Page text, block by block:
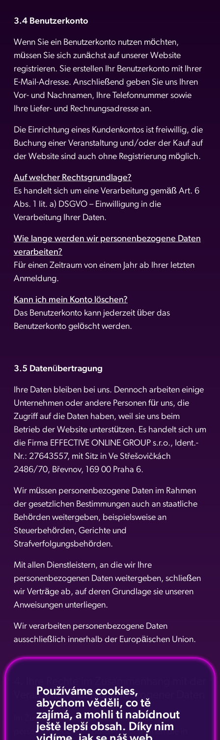
3.4 Benutzerkonto
Wenn Sie ein Benutzerkonto nutzen möchten,
müssen Sie sich zunächst auf unserer Website
registrieren. Sie erstellen Ihr Benutzerkonto mit Ihrer
E-Mail-Adresse. Anschließend geben Sie uns Ihren
Vor- und Nachnamen, Ihre Telefonnummer sowie
Ihre Liefer- und Rechnungsadresse an.
Die Einrichtung eines Kundenkontos ist freiwillig, die
Buchung einer Veranstaltung und/oder der Kauf auf
der Website sind auch ohne Registrierung möglich.
Auf welcher Rechtsgrundlage?
Es handelt sich um eine Verarbeitung gemäß Art. 6
Abs. 1 lit. a) DSGVO – Einwilligung in die
Verarbeitung Ihrer Daten.
Wie lange werden wir personenbezogene Daten
verarbeiten?
Für einen Zeitraum von einem Jahr ab Ihrer letzten
Anmeldung.
Kann ich mein Konto löschen?
Das Benutzerkonto kann jederzeit über das
Benutzerkonto gelöscht werden.
3.5 Datenübertragung
Ihre Daten bleiben bei uns. Dennoch arbeiten einige
Unternehmen oder andere Personen für uns, die
Zugriff auf die Daten haben, weil sie uns beim
Betrieb der Website unterstützen. Es handelt sich um
die Firma EFFECTIVE ONLINE GROUP s.r.o., Ident.-
Nr.: 27643557, mit Sitz in Ve Střešovičkách
2486/70, Břevnov, 169 00 Praha 6.
Wir müssen personenbezogene Daten im Rahmen
der gesetzlichen Bestimmungen auch an staatliche
Behörden weitergeben, beispielsweise an
Steuerbehörden, Gerichte und
Strafverfolgungsbehörden.
Mit allen Dienstleistern, an die wir Ihre
personenbezogenen Daten weitergeben, schließen
wir Verträge ab, auf deren Grundlage sie unseren
Anweisungen unterliegen.
Wir verarbeiten personenbezogene Daten
ausschließlich innerhalb der Europäischen Union.
Verarbeitung personenbezogener Daten
Im Zusammenhang mit der Verarbeitung Ihrer
personenbezogenen Daten werden Ihnen die in
Používáme cookies,
abychom věděli, co tě
zajímá, a mohli ti nabídnout
ještě lepší obsah. Díky nim